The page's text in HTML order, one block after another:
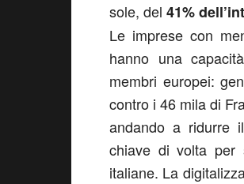
sole, del 41%
Le imprese con
hanno una
membri europei:
contro i 46 mila di
andando a ridurre
chiave di volta per
italiane. La